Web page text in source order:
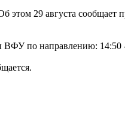
этом 29 августа сообщает
ВФУ по направлению: